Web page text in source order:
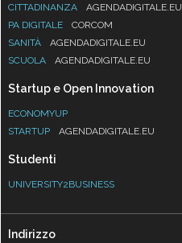
CITTADINANZA
AGENDADIGITALE.EU
PA DIGITALE
CORCOM
SANITÀ
AGENDADIGITALE.EU
SCUOLA
AGENDADIGITALE.EU
Startup e Open Innovation
ECONOMYUP
STARTUP
AGENDADIGITALE.EU
Studenti
UNIVERSITY2BUSINESS
Indirizzo